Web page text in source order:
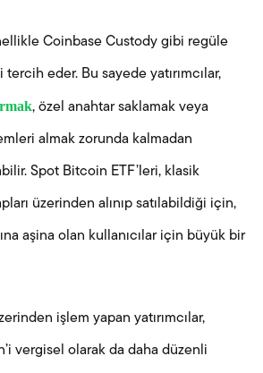
Coinbase Custody gibi regüle
eder. Bu sayede yatırımcılar,
, özel anahtar saklamak veya
almak zorunda kalmadan
Spot Bitcoin ETF’leri, klasik
üzerinden alınıp satılabildiği için,
aşina olan kullanıcılar için büyük bir
işlem yapan yatırımcılar,
vergisel olarak da daha düzenli